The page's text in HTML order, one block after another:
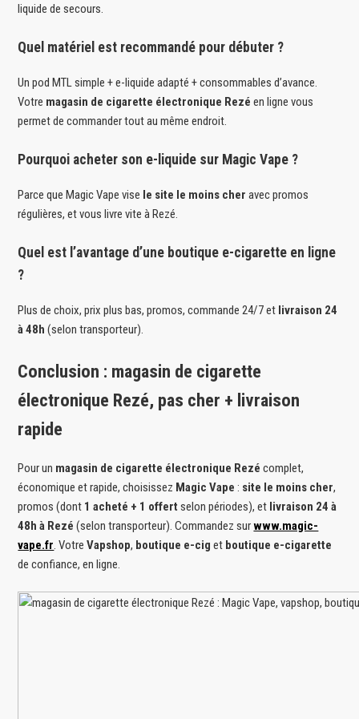
liquide de secours.
Quel matériel est recommandé pour débuter ?
Un pod MTL simple + e-liquide adapté + consommables d’avance.
Votre magasin de cigarette électronique Rezé en ligne vous
permet de commander tout au même endroit.
Pourquoi acheter son e-liquide sur Magic Vape ?
Parce que Magic Vape vise le site le moins cher avec promos
régulières, et vous livre vite à Rezé.
Quel est l’avantage d’une boutique e-cigarette en ligne
?
Plus de choix, prix plus bas, promos, commande 24/7 et livraison 24
à 48h (selon transporteur).
Conclusion : magasin de cigarette
électronique Rezé, pas cher + livraison
rapide
Pour un magasin de cigarette électronique Rezé complet,
économique et rapide, choisissez Magic Vape : site le moins cher,
promos (dont 1 acheté + 1 offert selon périodes), et livraison 24 à
48h à Rezé (selon transporteur). Commandez surwww.magic-
vape.fr. VotreVapshop, boutique e-cig et boutique e-cigarette
de confiance, en ligne.